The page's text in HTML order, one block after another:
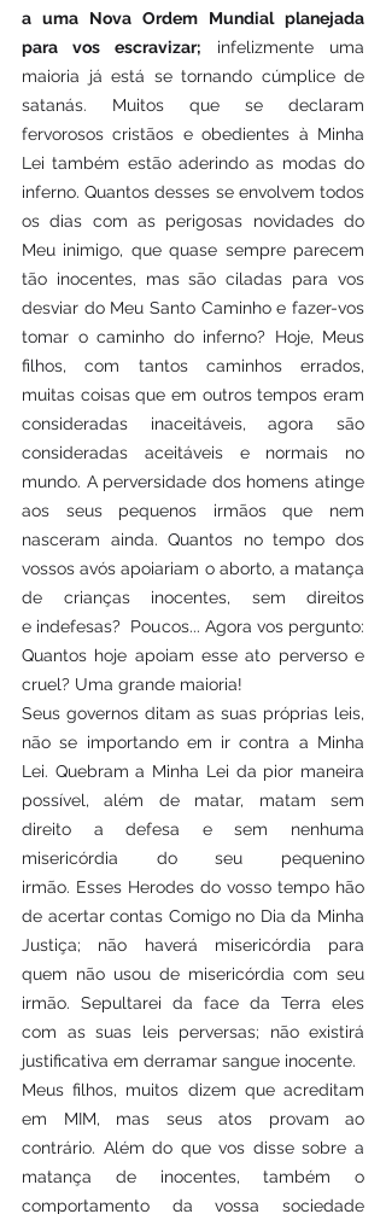
a uma Nova Ordem Mundial planejada
para vos escravizar; infelizmente uma
maioria já está se tornando cúmplice de
satanás. Muitos que se declaram
fervorosos cristãos e obedientes à Minha
Lei também estão aderindo as modas do
inferno. Quantos desses se envolvem todos
os dias com as perigosas novidades do
Meu inimigo, que quase sempre parecem
tão inocentes, mas são ciladas para vos
desviar do Meu Santo Caminho e fazer-vos
tomar o caminho do inferno? Hoje, Meus
filhos, com tantos caminhos errados,
muitas coisas que em outros tempos eram
consideradas inaceitáveis, agora são
consideradas aceitáveis e normais no
mundo. A perversidade dos homens atinge
aos seus pequenos irmãos que nem
nasceram ainda. Quantos no tempo dos
vossos avós apoiariam o aborto, a matança
de crianças inocentes, sem direitos
e indefesas?  Poucos... Agora vos pergunto:
Quantos hoje apoiam esse ato perverso e
cruel? Uma grande maioria!
Seus governos ditam as suas próprias leis,
não se importando em ir contra a Minha
Lei. Quebram a Minha Lei da pior maneira
possível, além de matar, matam sem
direito a defesa e sem nenhuma
misericórdia do seu pequenino
irmão. Esses Herodes do vosso tempo hão
de acertar contas Comigo no Dia da Minha
Justiça; não haverá misericórdia para
quem não usou de misericórdia com seu
irmão. Sepultarei da face da Terra eles
com as suas leis perversas; não existirá
justificativa em derramar sangue inocente.
Meus filhos, muitos dizem que acreditam
em MIM, mas seus atos provam ao
contrário. Além do que vos disse sobre a
matança de inocentes, também o
comportamento da vossa sociedade